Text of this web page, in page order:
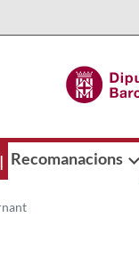
| Recomanacions